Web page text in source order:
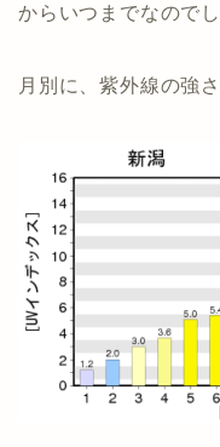
からいつまでなので
月別に、紫外線の強